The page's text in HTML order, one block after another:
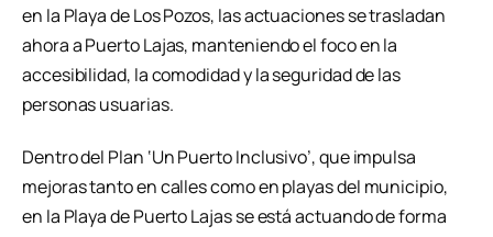
en la Playa de Los Pozos, las actuaciones se trasladan
ahora a Puerto Lajas, manteniendo el foco en la
accesibilidad, la comodidad y la seguridad de las
personas usuarias.
Dentro del Plan ‘Un Puerto Inclusivo’, que impulsa
mejoras tanto en calles como en playas del municipio,
en la Playa de Puerto Lajas se está actuando de forma